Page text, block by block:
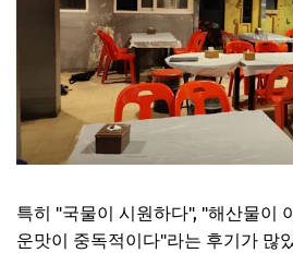
특히 "국물이 시원하다", "해산물이
운맛이 중독적이다"라는 후기가 많